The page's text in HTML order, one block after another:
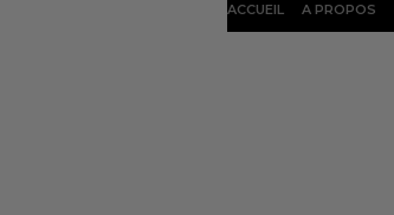
ACCUEIL A PROPOS